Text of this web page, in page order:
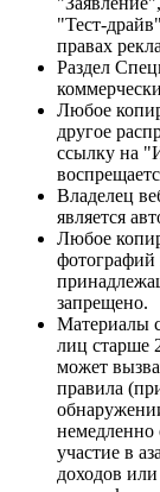
"Тест-
правах
Раздел
Любое
другое
ссылку на
Владелец
является
Любое
фотографий
запрещено.
Материалы
лиц старше
может
правила
немедленно
участие в
доходов